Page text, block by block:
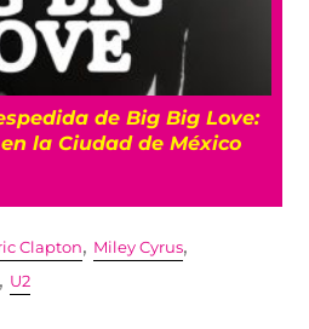
de Big Big Love:
la Ciudad de México
Clapton, Miley Cyrus,
, U2